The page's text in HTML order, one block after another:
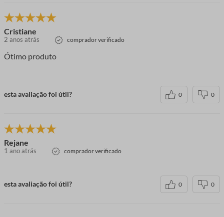
Cristiane
2 anos atrás comprador verificado
Ótimo produto
esta avaliação foi útil? 0 0
Rejane
1 ano atrás comprador verificado
esta avaliação foi útil? 0 0